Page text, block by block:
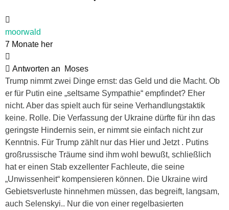
moorwald
7 Monate her
Antworten an
Moses
Trump nimmt zwei Dinge ernst: das Geld und die Macht. Ob
er für Putin eine „seltsame Sympathie“ empfindet? Eher
nicht. Aber das spielt auch für seine Verhandlungstaktik
keine. Rolle. Die Verfassung der Ukraine dürfte für ihn das
geringste Hindernis sein, er nimmt sie einfach nicht zur
Kenntnis. Für Trump zählt nur das Hier und Jetzt . Putins
großrussische Träume sind ihm wohl bewußt, schließlich
hat er einen Stab exzellenter Fachleute, die seine
„Unwissenheit“ kompensieren können. Die Ukraine wird
Gebietsverluste hinnehmen müssen, das begreift, langsam,
auch Selenskyi.. Nur die von einer regelbasierten